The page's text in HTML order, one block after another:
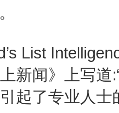
List
新闻》上写道
起了专业人士